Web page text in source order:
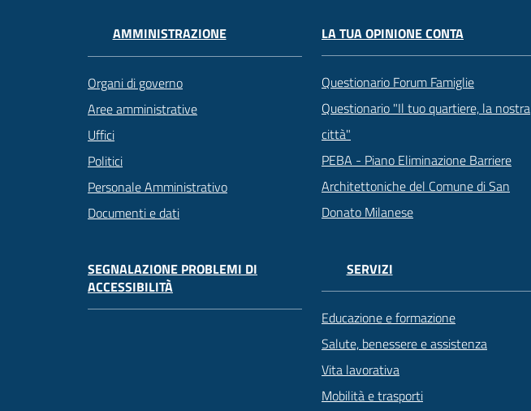
AMMINISTRAZIONE
Organi di governo
Aree amministrative
Uffici
Politici
Personale Amministrativo
Documenti e dati
LA TUA OPINIONE CONTA
Questionario Forum Famiglie
Questionario "Il tuo quartiere, la nostra
città"
PEBA - Piano Eliminazione Barriere
Architettoniche del Comune di San
Donato Milanese
SEGNALAZIONE PROBLEMI DI
ACCESSIBILITÀ
SERVIZI
Educazione e formazione
Salute, benessere e assistenza
Vita lavorativa
Mobilità e trasporti